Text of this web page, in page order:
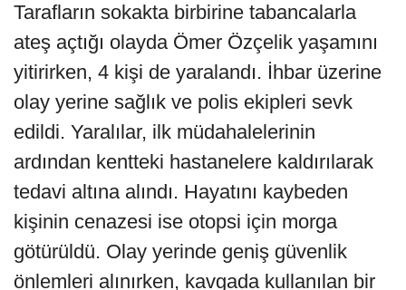
Tarafların sokakta birbirine tabancalarla
ateş açtığı olayda Ömer Özçelik yaşamını
yitirirken, 4 kişi de yaralandı. İhbar üzerine
olay yerine sağlık ve polis ekipleri sevk
edildi. Yaralılar, ilk müdahalelerinin
ardından kentteki hastanelere kaldırılarak
tedavi altına alındı. Hayatını kaybeden
kişinin cenazesi ise otopsi için morga
götürüldü. Olay yerinde geniş güvenlik
önlemleri alınırken, kavgada kullanılan bir